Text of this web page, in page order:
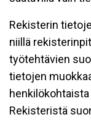
Rekisterin
niillä
työtehtävien
tietojen
Rekisteristä